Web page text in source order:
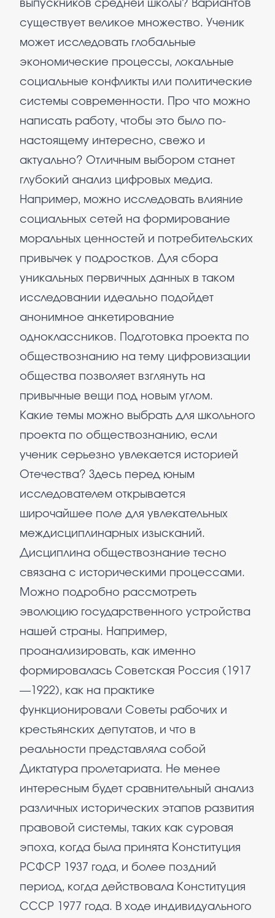
выпускников средней школы? Вариантов
существует великое множество. Ученик
может исследовать глобальные
экономические процессы, локальные
социальные конфликты или политические
системы современности. Про что можно
написать работу, чтобы это было по-
настоящему интересно, свежо и
актуально? Отличным выбором станет
глубокий анализ цифровых медиа.
Например, можно исследовать влияние
социальных сетей на формирование
моральных ценностей и потребительских
привычек у подростков. Для сбора
уникальных первичных данных в таком
исследовании идеально подойдет
анонимное анкетирование
одноклассников. Подготовка проекта по
обществознанию на тему цифровизации
общества позволяет взглянуть на
привычные вещи под новым углом.
Какие темы можно выбрать для школьного
проекта по обществознанию, если
ученик серьезно увлекается историей
Отечества? Здесь перед юным
исследователем открывается
широчайшее поле для увлекательных
междисциплинарных изысканий.
Дисциплина обществознание тесно
связана с историческими процессами.
Можно подробно рассмотреть
эволюцию государственного устройства
нашей страны. Например,
проанализировать, как именно
формировалась Советская Россия (1917
—1922), как на практике
функционировали Советы рабочих и
крестьянских депутатов, и что в
реальности представляла собой
Диктатура пролетариата. Не менее
интересным будет сравнительный анализ
различных исторических этапов развития
правовой системы, таких как суровая
эпоха, когда была принята Конституция
РСФСР 1937 года, и более поздний
период, когда действовала Конституция
СССР 1977 года. В ходе индивидуального